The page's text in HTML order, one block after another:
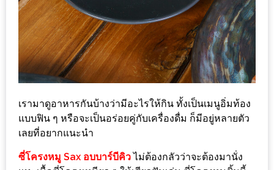
ทาน
เอง?
SHOP
TOP
10
รีวิว
ร้าน
อาหาร
เรามาดูอาหารกันบ้างว่ามีอะไรให้กิน ทั้งเป็นเมนูอิ่มท้อง
แบบฟิน ๆ หรือจะเป็นอร่อยคู่กับเครื่องดื่ม ก็มีอยู่หลายตัว
เลยที่อยากแนะนำ
ซี่โครงหมู Sax อบบาร์บีคิวไม่ต้องกลัวว่าจะต้องมานั่ง